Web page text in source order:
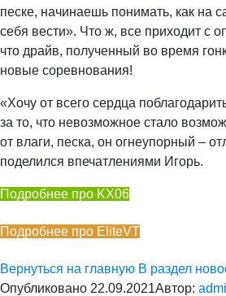
песке, начинаешь понимать, как на
себя вести». Что ж, все приходит с
что драйв, полученный во время
новые соревнования!
«Хочу от всего сердца
за то, что невозможное стало
от влаги, песка, он огнеупорный –
поделился впечатлениями Игорь.
Подробнее про KX06
Подробнее про EliteVT
Вернуться на главную В раздел
Опубликовано 22.09.2021Автор: